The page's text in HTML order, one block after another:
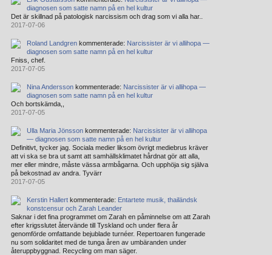
diagnosen som satte namn på en hel kultur
Det är skillnad på patologisk narcissism och drag som vi alla har..
2017-07-06
Roland Landgren kommenterade: Narcissister är vi allihopa —
diagnosen som satte namn på en hel kultur
Fniss, chef.
2017-07-05
Nina Andersson kommenterade: Narcissister är vi allihopa —
diagnosen som satte namn på en hel kultur
Och bortskämda,,
2017-07-05
Ulla Maria Jönsson kommenterade: Narcissister är vi allihopa
— diagnosen som satte namn på en hel kultur
Definitivt, tycker jag. Sociala medier liksom övrigt mediebrus kräver
att vi ska se bra ut samt att samhällsklimatet hårdnat gör att alla,
mer eller mindre, måste vässa armbågarna. Och upphöja sig själva
på bekostnad av andra. Tyvärr
2017-07-05
Kerstin Hallert kommenterade: Entartete musik, thailändsk
konstcensur och Zarah Leander
Saknar i det fina programmet om Zarah en påminnelse om att Zarah
efter krigsslutet återvände till Tyskland och under flera år
genomförde omfattande bejublade turnéer. Repertoaren fungerade
nu som solidaritet med de tunga åren av umbäranden under
återuppbyggnad. Recycling om man säger.